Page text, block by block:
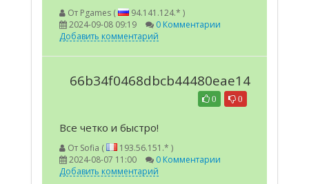
От Pgames (
94.141.124.* )
2024-09-08 09:19
0 Комментарии
Добавить комментарий
66b34f0468dbcb44480eae14
0
0
Все четко и быстро!
От Sofia (
193.56.151.* )
2024-08-07 11:00
0 Комментарии
Добавить комментарий